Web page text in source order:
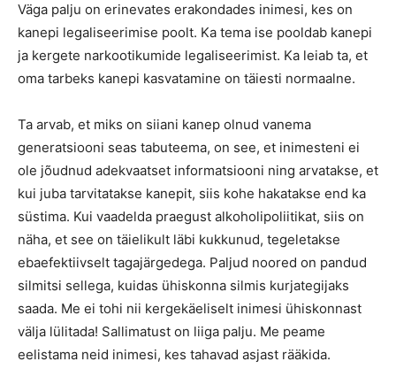
Väga palju on erinevates erakondades inimesi, kes on
kanepi legaliseerimise poolt. Ka tema ise pooldab kanepi
ja kergete narkootikumide legaliseerimist. Ka leiab ta, et
oma tarbeks kanepi kasvatamine on täiesti normaalne.
Ta arvab, et miks on siiani kanep olnud vanema
generatsiooni seas tabuteema, on see, et inimesteni ei
ole jõudnud adekvaatset informatsiooni ning arvatakse, et
kui juba tarvitatakse kanepit, siis kohe hakatakse end ka
süstima. Kui vaadelda praegust alkoholipoliitikat, siis on
näha, et see on täielikult läbi kukkunud, tegeletakse
ebaefektiivselt tagajärgedega. Paljud noored on pandud
silmitsi sellega, kuidas ühiskonna silmis kurjategijaks
saada. Me ei tohi nii kergekäeliselt inimesi ühiskonnast
välja lülitada! Sallimatust on liiga palju. Me peame
eelistama neid inimesi, kes tahavad asjast rääkida.